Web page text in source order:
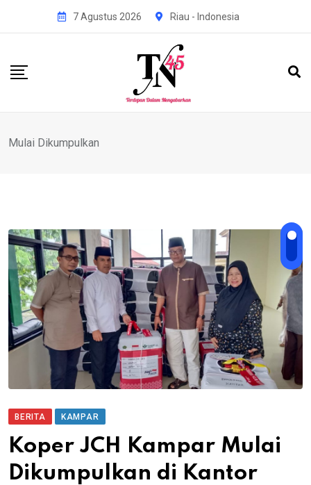
7 Agustus 2026 Riau - Indonesia
Mulai Dikumpulkan
BERITA KAMPAR
Koper JCH Kampar Mulai
Dikumpulkan di Kantor